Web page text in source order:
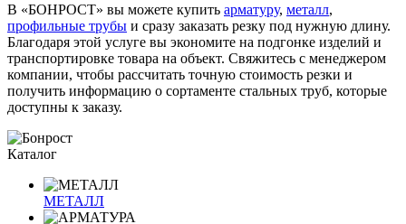
В «БОНРОСТ» вы можете купить арматуру, металл,
профильные трубы и сразу заказать резку под нужную длину.
Благодаря этой услуге вы экономите на подгонке изделий и
транспортировке товара на объект. Свяжитесь с менеджером
компании, чтобы рассчитать точную стоимость резки и
получить информацию о сортаменте стальных труб, которые
доступны к заказу.
Каталог
МЕТАЛЛ